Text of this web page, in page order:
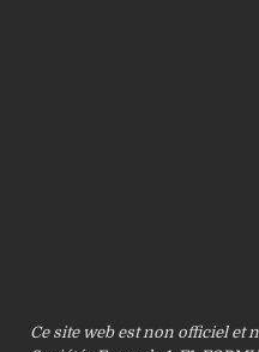
Ce site web est non officiel et